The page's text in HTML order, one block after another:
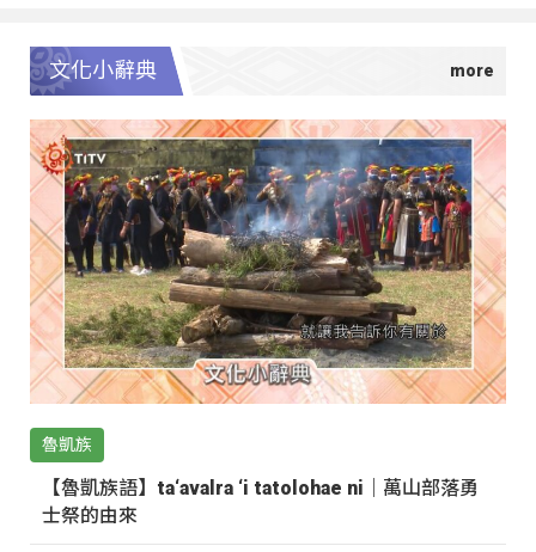
文化小辭典
魯凱族
【魯凱族語】ta‘avalra ‘i tatolohae ni｜萬山部落勇
士祭的由來